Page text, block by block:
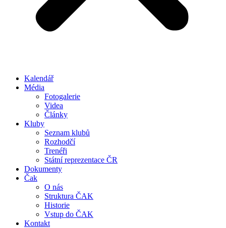
Kalendář
Média
Fotogalerie
Videa
Články
Kluby
Seznam klubů
Rozhodčí
Trenéři
Státní reprezentace ČR
Dokumenty
Čak
O nás
Struktura ČAK
Historie
Vstup do ČAK
Kontakt